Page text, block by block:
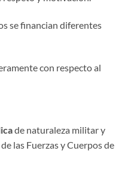
se financian diferentes
con respecto al
de naturaleza militar y
las Fuerzas y Cuerpos de